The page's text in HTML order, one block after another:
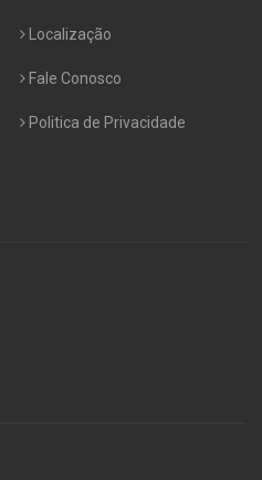
Localização
Fale Conosco
Politica de Privacidade